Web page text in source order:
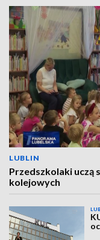
LUBLIN
Przedszkolaki uczą
kolejowych